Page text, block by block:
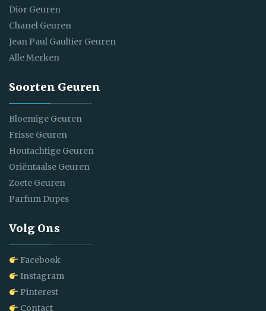
Dior Geuren
Chanel Geuren
Jean Paul Gaultier Geuren
Alle Merken
Soorten Geuren
Bloemige Geuren
Frisse Geuren
Houtachtige Geuren
Oriëntaalse Geuren
Zoete Geuren
Parfum Dupes
Volg Ons
Facebook
Instagram
Pinterest
Contact